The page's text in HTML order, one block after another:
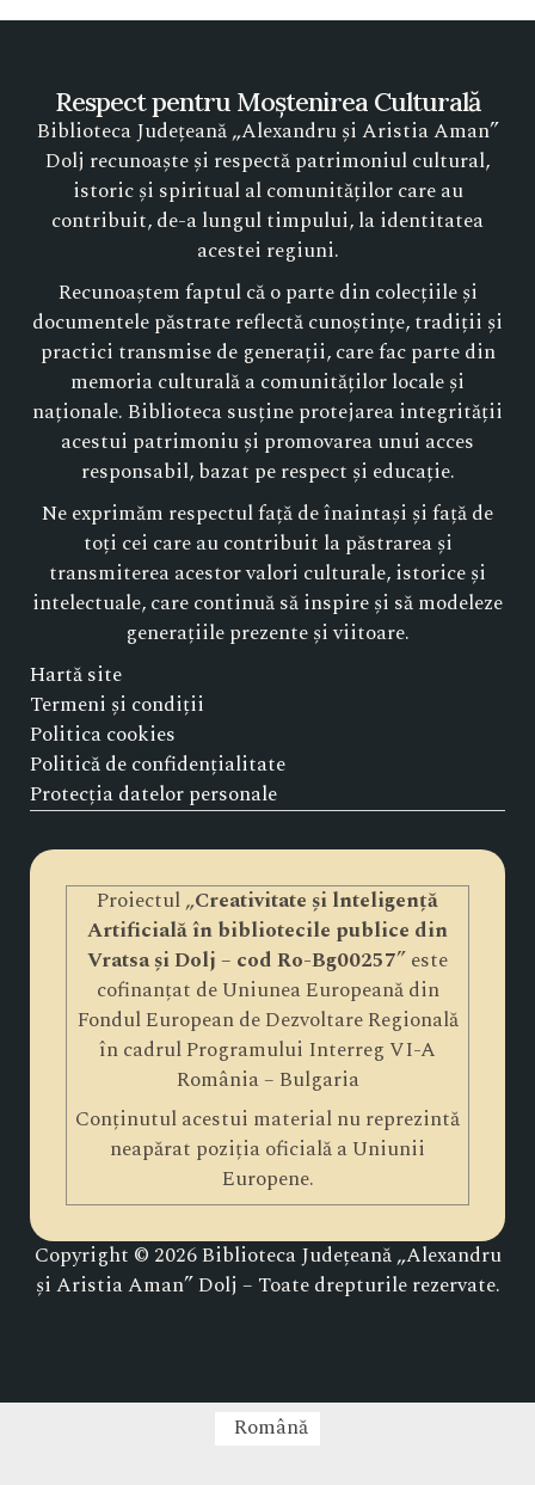
Respect pentru Moștenirea Culturală
Biblioteca Județeană „Alexandru și Aristia Aman”
Dolj recunoaște și respectă patrimoniul cultural,
istoric și spiritual al comunităților care au
contribuit, de-a lungul timpului, la identitatea
acestei regiuni.
Recunoaștem faptul că o parte din colecțiile și
documentele păstrate reflectă cunoștințe, tradiții și
practici transmise de generații, care fac parte din
memoria culturală a comunităților locale și
naționale. Biblioteca susține protejarea integrității
acestui patrimoniu și promovarea unui acces
responsabil, bazat pe respect și educație.
Ne exprimăm respectul față de înaintași și față de
toți cei care au contribuit la păstrarea și
transmiterea acestor valori culturale, istorice și
intelectuale, care continuă să inspire și să modeleze
generațiile prezente și viitoare.
Hartă site
Termeni și condiții
Politica cookies
Politică de confidențialitate
Protecția datelor personale
Proiectul „Creativitate și lnteligență
Artificială în bibliotecile publice din
Vratsa și Dolj – cod Ro-Bg00257” este
cofinanțat de Uniunea Europeană din
Fondul European de Dezvoltare Regională
în cadrul Programului Interreg VI-A
România – Bulgaria
Conținutul acestui material nu reprezintă
neapărat poziția oficială a Uniunii
Europene.
Copyright © 2026 Biblioteca Județeană „Alexandru
și Aristia Aman” Dolj – Toate drepturile rezervate.
Română